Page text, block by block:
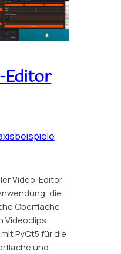
Editor
Video-Editor
die
Oberfläche
Videoclips
PyQt5 für die
und